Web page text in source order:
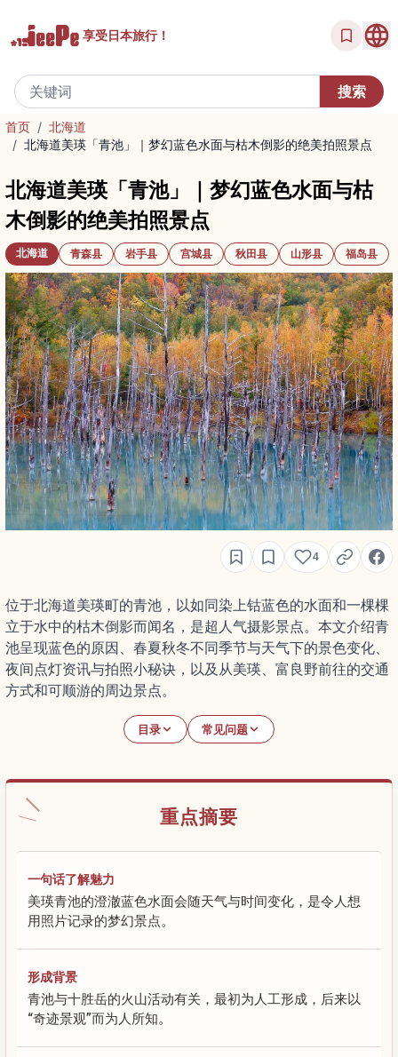
享受日本旅行！
首页 / 北海道
/ 北海道美瑛「青池」｜梦幻蓝色水面与枯木倒影的绝美拍照景点
北海道美瑛「青池」｜梦幻蓝色水面与枯
木倒影的绝美拍照景点
北海道 青森县 岩手县 宫城县 秋田县 山形县 福岛县
4
位于北海道美瑛町的青池，以如同染上钴蓝色的水面和一棵棵
立于水中的枯木倒影而闻名，是超人气摄影景点。本文介绍青
池呈现蓝色的原因、春夏秋冬不同季节与天气下的景色变化、
夜间点灯资讯与拍照小秘诀，以及从美瑛、富良野前往的交通
方式和可顺游的周边景点。
目录 常见问题
重点摘要
一句话了解魅力
美瑛青池的澄澈蓝色水面会随天气与时间变化，是令人想
用照片记录的梦幻景点。
形成背景
青池与十胜岳的火山活动有关，最初为人工形成，后来以
“奇迹景观”而为人所知。